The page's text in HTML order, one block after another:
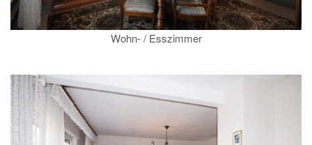
Wohn- / Esszimmer